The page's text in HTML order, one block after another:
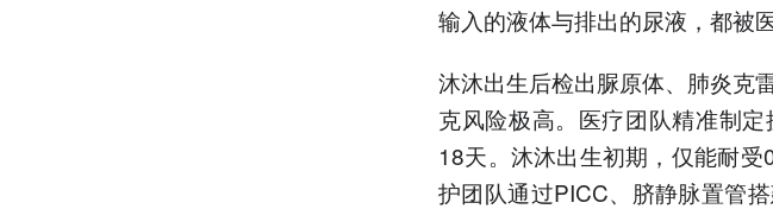
输入的液体与排出的尿液，都被
沐沐出生后检出脲原体、肺炎克
克风险极高。医疗团队精准制
18天。沐沐出生初期，仅能耐
护团队通过PICC、脐静脉置管